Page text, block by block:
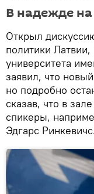
В надежде
Открыл
политики
университета
заявил, что
но подробно
сказав, что в
спикеры,
Эдгарс